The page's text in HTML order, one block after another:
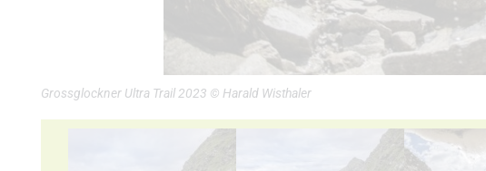
Grossglockner Ultra Trail 2023 © Harald Wisthaler